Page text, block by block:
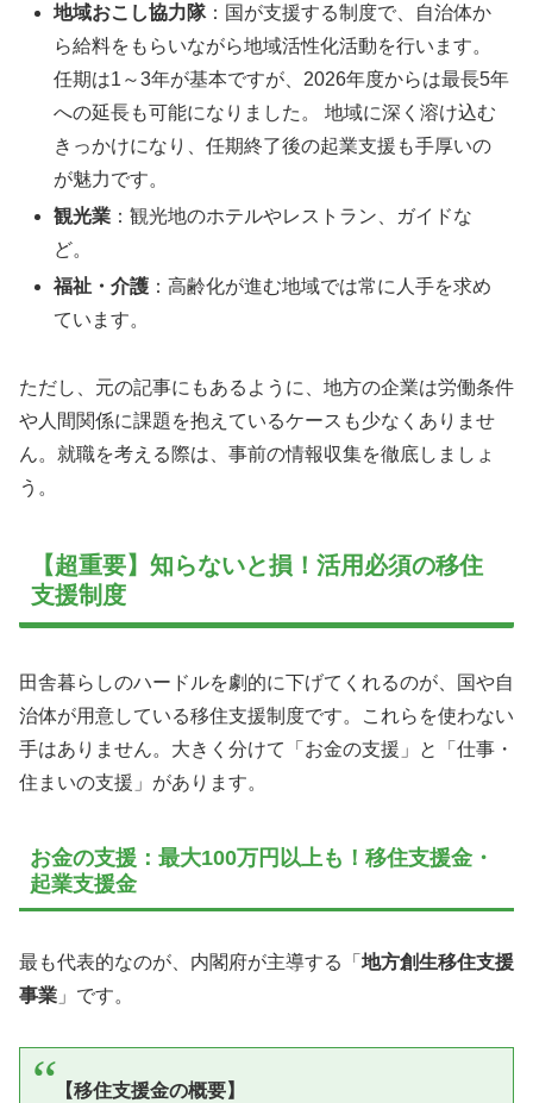
地域おこし協力隊：国が支援する制度で、自治体か
ら給料をもらいながら地域活性化活動を行います。
任期は1～3年が基本ですが、2026年度からは最長5年
への延長も可能になりました。 地域に深く溶け込む
きっかけになり、任期終了後の起業支援も手厚いの
が魅力です。
観光業 ：観光地のホテルやレストラン、ガイドな
ど。
福祉・介護 ：高齢化が進む地域では常に人手を求め
ています。
ただし、元の記事にもあるように、地方の企業は労働条件
や人間関係に課題を抱えているケースも少なくありませ
ん。就職を考える際は、事前の情報収集を徹底しましょ
う。
【超重要】知らないと損！活用必須の移住
支援制度
田舎暮らしのハードルを劇的に下げてくれるのが、国や自
治体が用意している移住支援制度です。これらを使わない
手はありません。大きく分けて「お金の支援」と「仕事・
住まいの支援」があります。
お金の支援：最大100万円以上も！移住支援金・
起業支援金
最も代表的なのが、内閣府が主導する「 地方創生移住支援
事業 」です。
【移住支援金の概要】